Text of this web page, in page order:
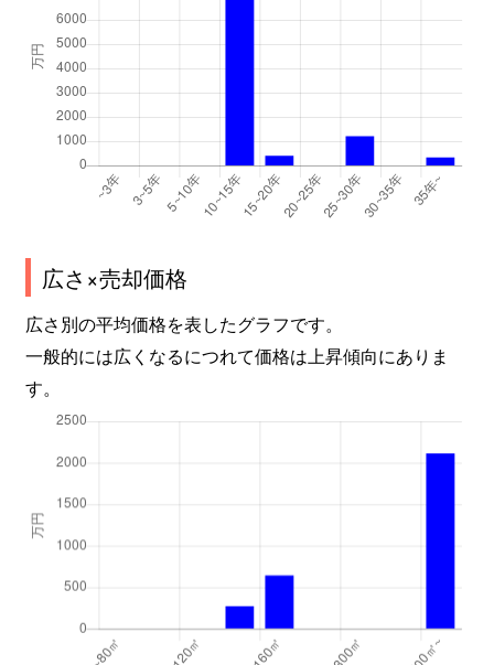
広さ×売却価格
広さ別の平均価格を表したグラフです。
一般的には広くなるにつれて価格は上昇傾向にありま
す。